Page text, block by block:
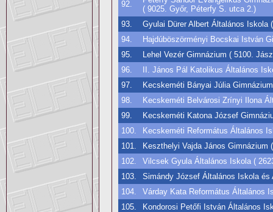
92.
( 9025. Győr, Péterfy S. utca 2.)
93.
Gyulai Dürer Albert Általános
94.
Hajdúböszörményi Bocskai István
95.
Lehel Vezér Gimnázium ( 5100.
96.
II. János Pál Katolikus Általános
97.
Kecskeméti Bányai Júlia
98.
Kecskeméti Belvárosi Zrínyi Ilona
99.
Kecskeméti Katona József
100.
Kecskeméti Református Általános
101.
Keszthelyi Vajda János Gimnázium
102.
Vilcsek Gyula Általános Iskola (
103.
Simándy József Általános Iskola
104.
Várday Kata Református Általános
105.
Kondorosi Petőfi István Általános